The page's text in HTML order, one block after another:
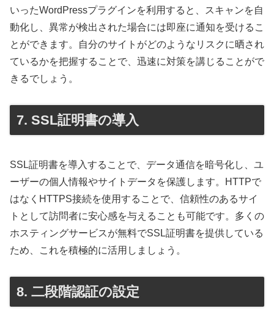
いったWordPressプラグインを利用すると、スキャンを自
動化し、異常が検出された場合には即座に通知を受けるこ
とができます。自分のサイトがどのようなリスクに晒され
ているかを把握することで、迅速に対策を講じることがで
きるでしょう。
7. SSL証明書の導入
SSL証明書を導入することで、データ通信を暗号化し、ユ
ーザーの個人情報やサイトデータを保護します。HTTPで
はなくHTTPS接続を使用することで、信頼性のあるサイ
トとして訪問者に安心感を与えることも可能です。多くの
ホスティングサービスが無料でSSL証明書を提供している
ため、これを積極的に活用しましょう。
8. 二段階認証の設定